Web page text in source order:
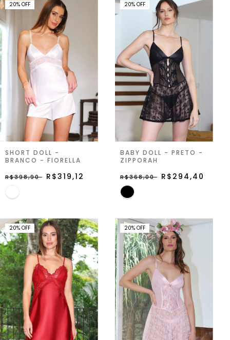
20% OFF
SHORT DOLL -
BRANCO - FIORELLA
R$398,90 R$319,12
20% OFF
BABY DOLL - PRETO -
ZIPPORAH
R$368,00 R$294,40
20% OFF 20% OFF